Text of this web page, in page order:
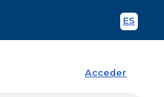
ES
Acceder